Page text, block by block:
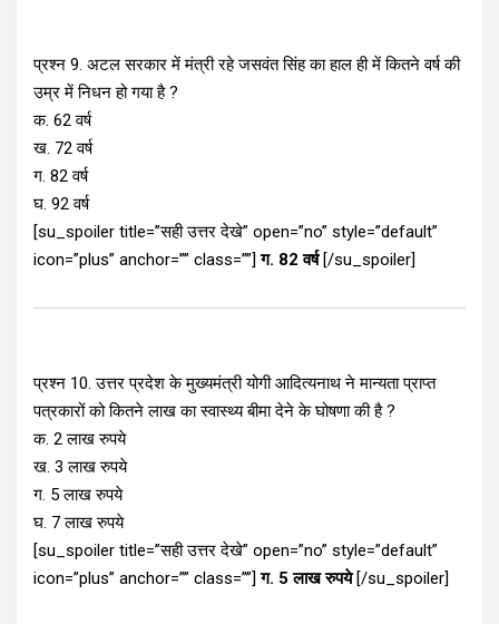
प्रश्न 9. अटल सरकार में मंत्री रहे जसवंत सिंह का हाल ही में कितने वर्ष की
उम्र में निधन हो गया है ?
क. 62 वर्ष
ख. 72 वर्ष
ग. 82 वर्ष
घ. 92 वर्ष
[su_spoiler title=”सही उत्तर देखे” open=”no” style=”default”
icon=”plus” anchor=”” class=””]ग. 82 वर्ष[/su_spoiler]
प्रश्न 10. उत्तर प्रदेश के मुख्यमंत्री योगी आदित्यनाथ ने मान्यता प्राप्त
पत्रकारों को कितने लाख का स्वास्थ्य बीमा देने के घोषणा की है ?
क. 2 लाख रुपये
ख. 3 लाख रुपये
ग. 5 लाख रुपये
घ. 7 लाख रुपये
[su_spoiler title=”सही उत्तर देखे” open=”no” style=”default”
icon=”plus” anchor=”” class=””]ग. 5 लाख रुपये[/su_spoiler]